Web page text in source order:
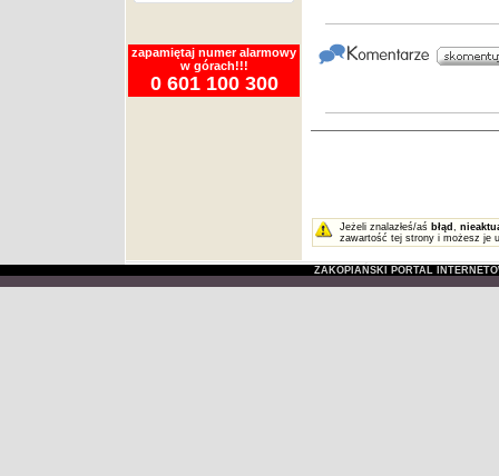
zapamiętaj numer alarmowy
w górach!!!
0 601 100 300
Jeżeli znalazłeś/aś błąd ,
zawartość tej strony i możesz je
ZAKOPIAŃSKI PORTAL